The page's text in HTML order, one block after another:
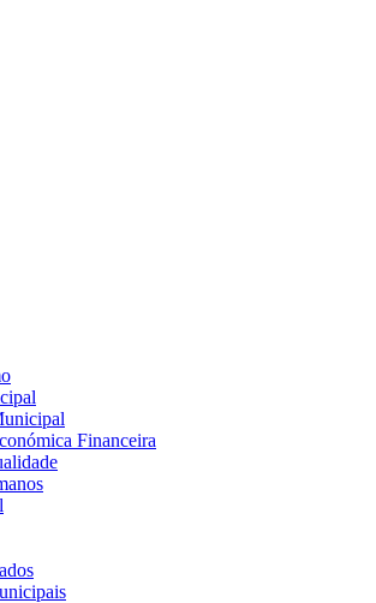
Financeira